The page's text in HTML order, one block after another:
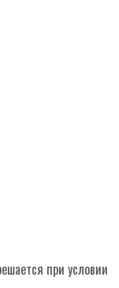
при условии